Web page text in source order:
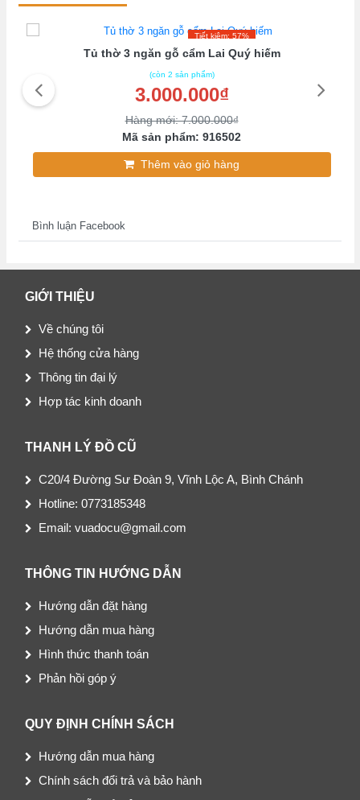
Tiết kiệm: 57%
Tủ thờ 3 ngăn gỗ cẩm Lai Quý hiếm
(còn 2 sản phẩm)
3.000.000₫
Hàng mới: 7.000.000₫
Mã sản phẩm: 916502
Thêm vào giỏ hàng
Bình luận Facebook
GIỚI THIỆU
Về chúng tôi
Hệ thống cửa hàng
Thông tin đại lý
Hợp tác kinh doanh
THANH LÝ ĐỒ CŨ
C20/4 Đường Sư Đoàn 9, Vĩnh Lộc A, Bình Chánh
Hotline: 0773185348
Email: vuadocu@gmail.com
THÔNG TIN HƯỚNG DẪN
Hướng dẫn đặt hàng
Hướng dẫn mua hàng
Hình thức thanh toán
Phản hồi góp ý
QUY ĐỊNH CHÍNH SÁCH
Hướng dẫn mua hàng
Chính sách đổi trả và bảo hành